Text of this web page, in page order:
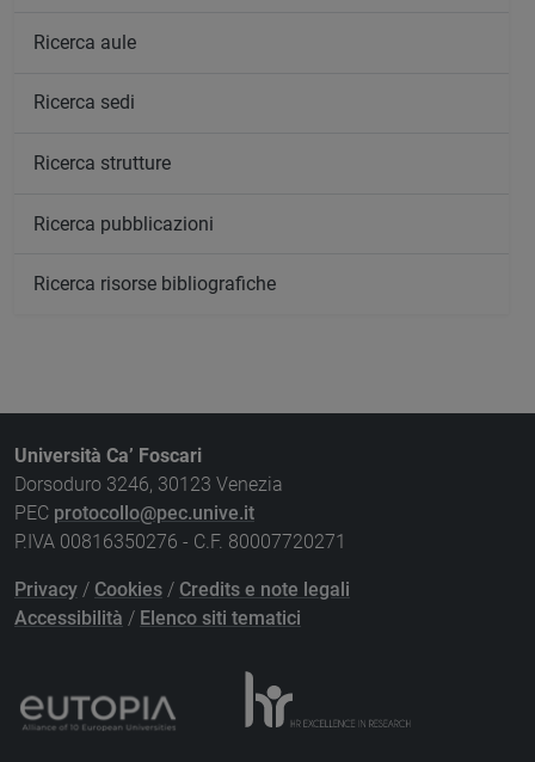
Ricerca aule
Ricerca sedi
Ricerca strutture
Ricerca pubblicazioni
Ricerca risorse bibliografiche
Università Ca’ Foscari
Dorsoduro 3246, 30123 Venezia
PEC protocollo@pec.unive.it
P.IVA 00816350276 - C.F. 80007720271
Privacy / Cookies / Credits e note legali
Accessibilità / Elenco siti tematici